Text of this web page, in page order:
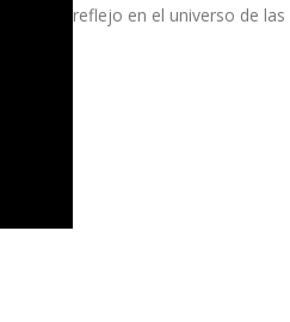
reflejo en el universo de